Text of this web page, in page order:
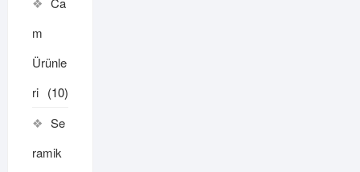
m
Ürünle
ri (10)
Se
ramik